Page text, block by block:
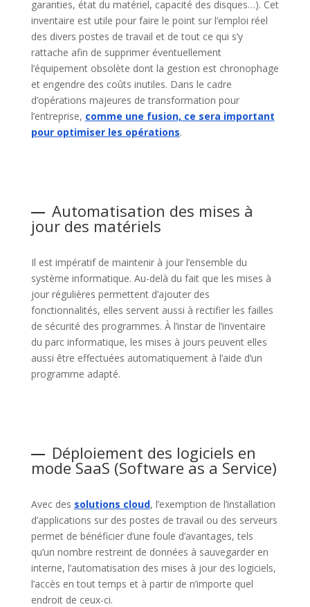
garanties, état du matériel, capacité des disques…). Cet
inventaire est utile pour faire le point sur l’emploi réel
des divers postes de travail et de tout ce qui s’y
rattache afin de supprimer éventuellement
l’équipement obsolète dont la gestion est chronophage
et engendre des coûts inutiles. Dans le cadre
d’opérations majeures de transformation pour
l’entreprise, comme une fusion, ce sera important
pour optimiser les opérations.
Automatisation des mises à
jour des matériels
Il est impératif de maintenir à jour l’ensemble du
système informatique. Au-delà du fait que les mises à
jour régulières permettent d’ajouter des
fonctionnalités, elles servent aussi à rectifier les failles
de sécurité des programmes. À l’instar de l’inventaire
du parc informatique, les mises à jours peuvent elles
aussi être effectuées automatiquement à l’aide d’un
programme adapté.
Déploiement des logiciels en
mode SaaS (Software as a Service)
Avec des solutions cloud, l’exemption de l’installation
d’applications sur des postes de travail ou des serveurs
permet de bénéficier d’une foule d’avantages, tels
qu’un nombre restreint de données à sauvegarder en
interne, l’automatisation des mises à jour des logiciels,
l’accès en tout temps et à partir de n’importe quel
endroit de ceux-ci.